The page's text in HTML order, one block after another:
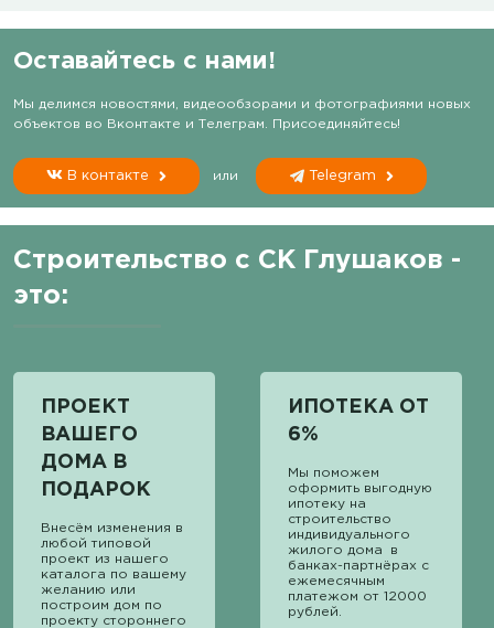
Оставайтесь с нами!
Мы делимся новостями, видеообзорами и фотографиями новых
объектов во Вконтакте и Телеграм. Присоединяйтесь!
В контакте или Telegram
Строительство с СК Глушаков -
это:
ПРОЕКТ
ВАШЕГО
ДОМА В
ПОДАРОК
Внесём изменения в
любой типовой
проект из нашего
каталога по вашему
желанию или
построим дом по
проекту стороннего
ИПОТЕКА ОТ
6%
Мы поможем
оформить выгодную
ипотеку на
строительство
индивидуального
жилого дома в
банках-партнёрах с
ежемесячным
платежом от 12000
рублей.